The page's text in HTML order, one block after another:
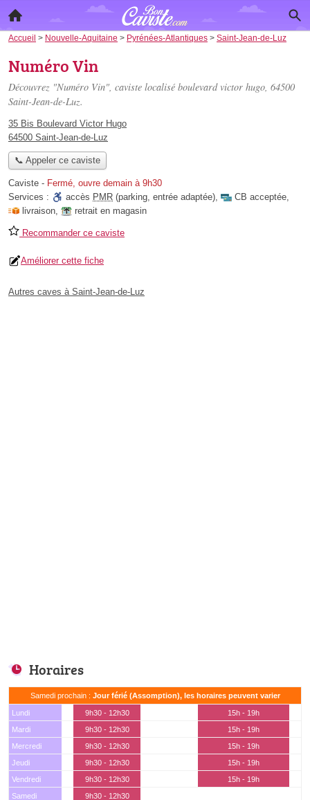
Accueil > Nouvelle-Aquitaine > Pyrénées-Atlantiques > Saint-Jean-de-Luz
Numéro Vin
Découvrez "Numéro Vin", caviste localisé boulevard victor hugo, 64500
Saint-Jean-de-Luz.
35 Bis Boulevard Victor Hugo
64500 Saint-Jean-de-Luz
📞 Appeler ce caviste
Caviste - Fermé, ouvre demain à 9h30
Services :
accès PMR (parking, entrée adaptée), CB acceptée,
livraison, retrait en magasin
Recommander ce caviste
Améliorer cette fiche
Autres caves à Saint-Jean-de-Luz
Horaires
Samedi prochain : Jour férié (Assomption), les horaires peuvent varier
Lundi 9h30 - 12h30
15h - 19h
Mardi
9h30 - 12h30
15h - 19h
Mercredi
9h30 - 12h30
15h - 19h
Jeudi
9h30 - 12h30
15h - 19h
Vendredi
9h30 - 12h30
15h - 19h
Samedi
9h30 - 12h30